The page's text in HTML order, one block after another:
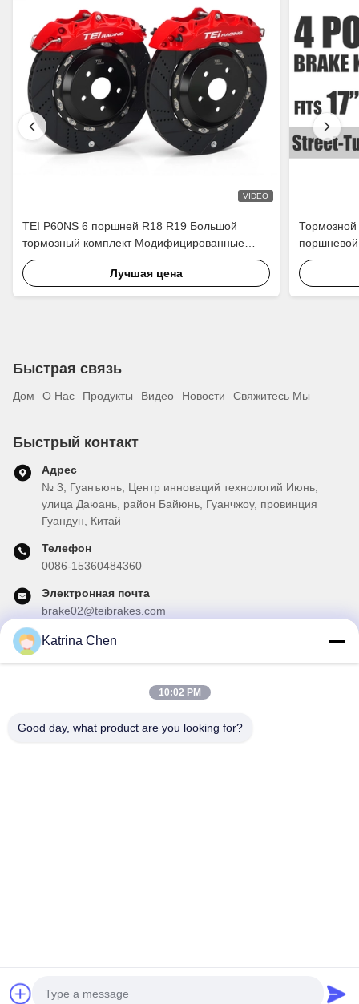
VIDEO
TEI P60NS 6 поршней R18 R19 Большой
тормозный комплект Модифицированные
автоматические тормозные системы Части
калибровки для Lexus IS250 IS300 XE20 XE30
Лучшая цена
Тормозной
Honda
CR4/5/6/7/
Быстрая связь
Дом О Нас Продукты Видео Новости Свяжитесь Мы
Быстрый контакт
Адрес
№ 3, Гуанъюнь, Центр инноваций технологий Июнь,
улица Даюань, район Байюнь, Гуанчжоу, провинция
Гуандун, Китай
Телефон
0086-15360484360
Электронная почта
brake02@teibrakes.com
получения скидок и прочего.
Katrina Chen
10:02 PM
Good day, what product are you looking for?